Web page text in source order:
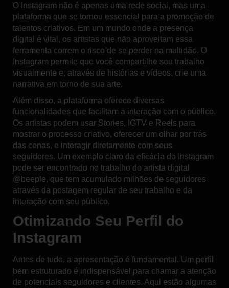
O Instagram não é apenas uma rede social, mas uma
plataforma que se tornou essencial para a promoção de
talentos criativos. Em um mundo onde a presença
digital é vital, os artistas que não aproveitam essa
ferramenta correm o risco de se perder na multidão. O
Instagram permite que você compartilhe seu trabalho
visualmente e, através de histórias e vídeos, crie uma
narrativa em torno de sua arte.
Além disso, a plataforma oferece diversas
funcionalidades que facilitam a interação com o público.
Os artistas podem usar Stories, IGTV e Reels para
mostrar o processo criativo, oferecer um olhar por trás
das cenas, e interagir diretamente com seus
seguidores. Um exemplo claro da eficácia do Instagram
pode ser encontrado no trabalho do artista digital
@beeple, que tem acumulado milhões de seguidores
através da postagem regular de seu trabalho e da
interação com seu público.
Otimizando Seu Perfil do
Instagram
Antes de tudo, a apresentação é fundamental. Um perfil
bem estruturado é indispensável para chamar a atenção
de potenciais seguidores e clientes. Aqui estão algumas